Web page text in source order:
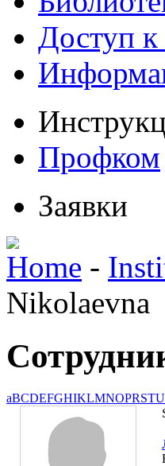
Доступ
Профком
Заявки
Home -
Nikolaevna
aBCDEFGHIKLMNOPRSTU